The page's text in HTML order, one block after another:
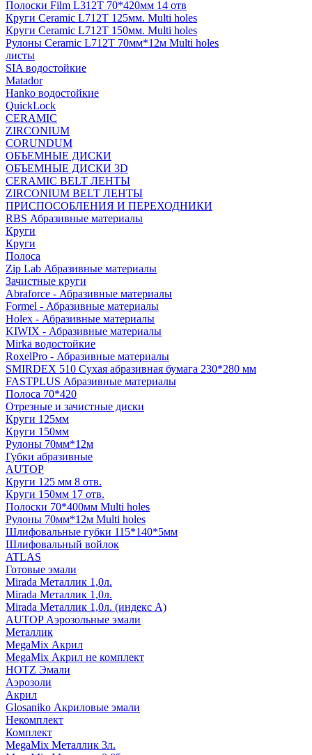
Полоски Film L312T 70*420мм 14 отв
Круги Ceramic L712T 125мм. Multi holes
Круги Ceramic L712T 150мм. Multi holes
Рулоны Ceramic L712T 70мм*12м Multi holes
листы
SIA водостойкие
Matador
Hanko водостойкие
QuickLock
CERAMIC
ZIRCONIUM
СORUNDUM
ОБЪЕМНЫЕ ДИСКИ
ОБЪЕМНЫЕ ДИСКИ 3D
CERAMIC BELT ЛЕНТЫ
ZIRCONIUM BELT ЛЕНТЫ
ПРИСПОСОБЛЕНИЯ И ПЕРЕХОДНИКИ
RBS Абразивные материалы
Круги
Круги
Полоса
Zip Lab Абразивные материалы
Зачистные круги
Abraforce - Абразивные материалы
Formel - Абразивные материалы
Holex - Абразивные материалы
KIWIX - Абразивные материалы
Mirka водостойкие
RoxelPro - Абразивные материалы
SMIRDEX 510 Сухая абразивная бумага 230*280 мм
FASTPLUS Абразивные материалы
Полоса 70*420
Отрезные и зачистные диски
Круги 125мм
Круги 150мм
Рулоны 70мм*12м
Губки абразивные
AUTOP
Круги 125 мм 8 отв.
Круги 150мм 17 отв.
Полоски 70*400мм Multi holes
Рулоны 70мм*12м Multi holes
Шлифовальные губки 115*140*5мм
Шлифовальный войлок
ATLAS
Готовые эмали
Mirada Металлик 1,0л.
Mirada Металлик 1,0л.
Mirada Металлик 1,0л. (индекс А)
AUTOP Аэрозольные эмали
Металлик
MegaMix Акрил
MegaMix Акрил не комплект
HOTZ Эмали
Аэрозоли
Акрил
Glosaniko Акриловые эмали
Некомплект
Комплект
MegaMix Металлик 3л.